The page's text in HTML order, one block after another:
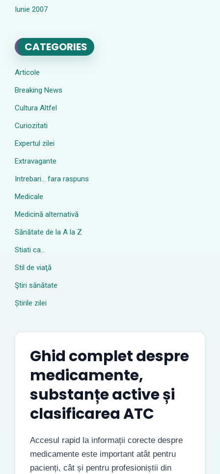
Iunie 2007
CATEGORIES
Articole
Breaking News
Cultura Altfel
Curiozitati
Expertul zilei
Extravagante
Intrebari… fara raspuns
Medicale
Medicină alternativă
Sănătate de la A la Z
Stiati ca…
Stil de viaţă
Ştiri sănătate
Știrile zilei
Ghid complet despre
medicamente,
substanțe active și
clasificarea ATC
Accesul rapid la informații corecte despre
medicamente este important atât pentru
pacienți, cât și pentru profesioniștii din